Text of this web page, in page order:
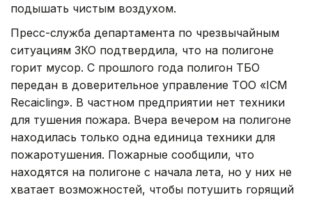
подышать чистым воздухом.
Пресс-служба департамента по чрезвычайным
ситуациям ЗКО подтвердила, что на полигоне
горит мусор. С прошлого года полигон ТБО
передан в доверительное управление ТОО «ICM
Recaicling». В частном предприятии нет техники
для тушения пожара. Вчера вечером на полигоне
находилась только одна единица техники для
пожаротушения. Пожарные сообщили, что
находятся на полигоне с начала лета, но у них не
хватает возможностей, чтобы потушить горящий